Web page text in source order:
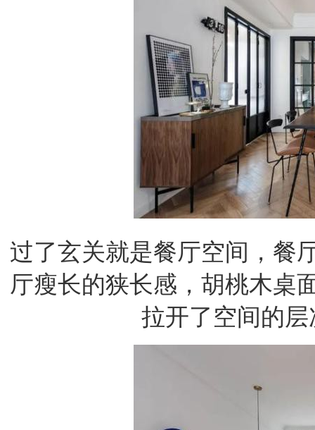
过了玄关就是餐厅空间，餐
厅瘦长的狭长感，胡桃木桌
拉开了空间的